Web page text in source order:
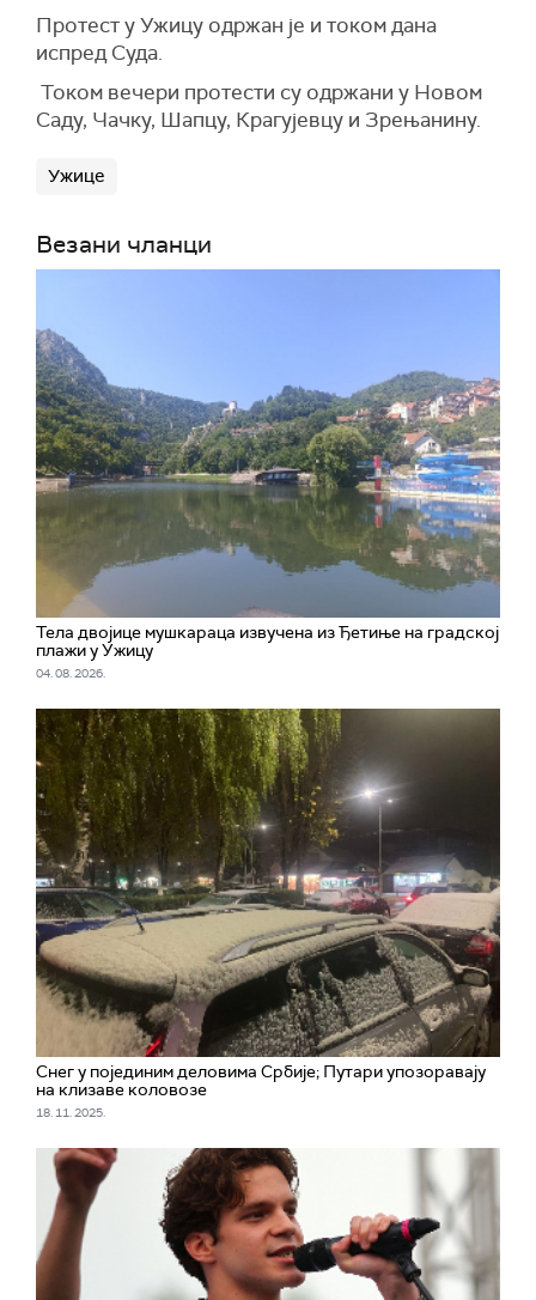
Протест у Ужицу одржан је и током дана
испред Суда.
Током вечери протести су одржани у Новом
Саду, Чачку, Шапцу, Крагујевцу и Зрењанину.
Ужице
Везани чланци
Тела двојице мушкараца извучена из Ђетиње на градској
плажи у Ужицу
04. 08. 2026.
Снег у појединим деловима Србије; Путари упозоравају
на клизаве коловозе
18. 11. 2025.